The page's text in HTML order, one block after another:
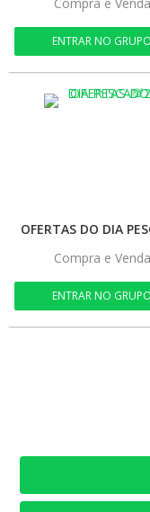
ENTRAR NO GRUPO
OFERTAS DO DIA
Compra e Venda
ENTRAR NO GRUPO